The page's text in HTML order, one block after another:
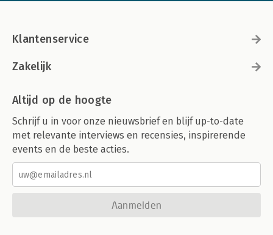
Klantenservice
Zakelijk
Altijd op de hoogte
Schrijf u in voor onze nieuwsbrief en blijf up-to-date
met relevante interviews en recensies, inspirerende
events en de beste acties.
Aanmelden